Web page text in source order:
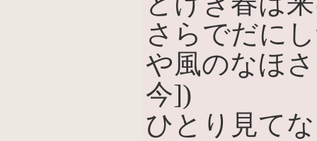
さらでだに
や風のなほ
今])
ひとり見て